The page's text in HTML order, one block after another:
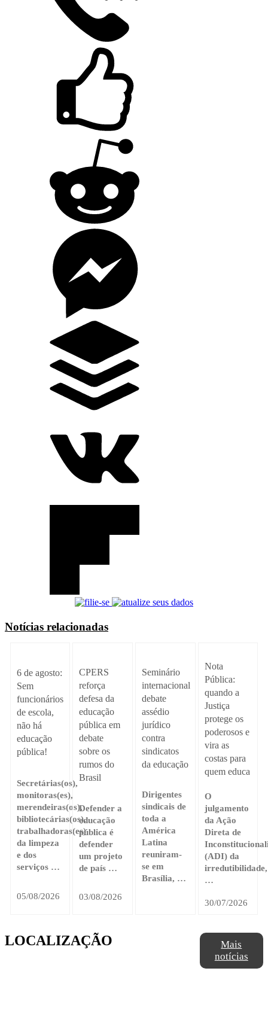
Notícias relacionadas
6 de agosto:
Sem
funcionários
de escola,
não há
educação
pública!
Secretárias(os),
monitoras(es),
merendeiras(os),
bibliotecárias(os),
trabalhadoras(es)
da limpeza
e dos
serviços …
05/08/2026
CPERS
reforça
defesa da
educação
pública em
debate
sobre os
rumos do
Brasil
Defender a
educação
pública é
defender
um projeto
de país …
03/08/2026
Seminário
internacional
debate
assédio
jurídico
contra
sindicatos
da educação
Dirigentes
sindicais de
toda a
América
Latina
reuniram-
se em
Brasília, …
Nota
Pública:
quando a
Justiça
protege os
poderosos e
vira as
costas para
quem educa
O
julgamento
da Ação
Direta de
(ADI) da
irredutibilidade,
…
30/07/2026
Mais
notícias
LOCALIZAÇÃO